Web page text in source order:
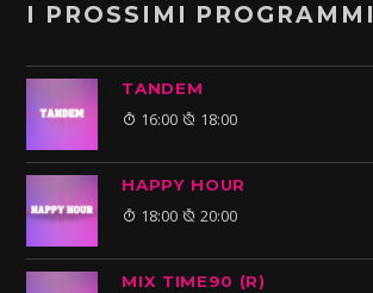
I PROSSIMI PROGRAMMI
TANDEM
16:00 18:00
HAPPY HOUR
18:00 20:00
MIX TIME90 (R)